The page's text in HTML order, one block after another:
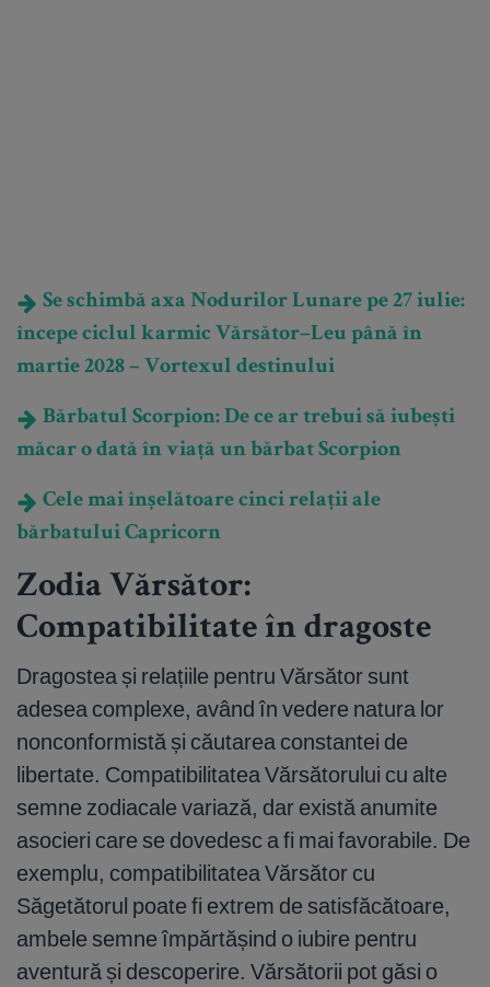
Se schimbă axa Nodurilor Lunare pe 27 iulie:
începe ciclul karmic Vărsător–Leu până în
martie 2028 – Vortexul destinului
Bărbatul Scorpion: De ce ar trebui să iubești
măcar o dată în viață un bărbat Scorpion
Cele mai înșelătoare cinci relații ale
bărbatului Capricorn
Zodia Vărsător:
Compatibilitate în dragoste
Dragostea și relațiile pentru Vărsător sunt
adesea complexe, având în vedere natura lor
nonconformistă și căutarea constantei de
libertate. Compatibilitatea Vărsătorului cu alte
semne zodiacale variază, dar există anumite
asocieri care se dovedesc a fi mai favorabile. De
exemplu, compatibilitatea Vărsător cu
Săgetătorul poate fi extrem de satisfăcătoare,
ambele semne împărtășind o iubire pentru
aventură și descoperire. Vărsătorii pot găsi o